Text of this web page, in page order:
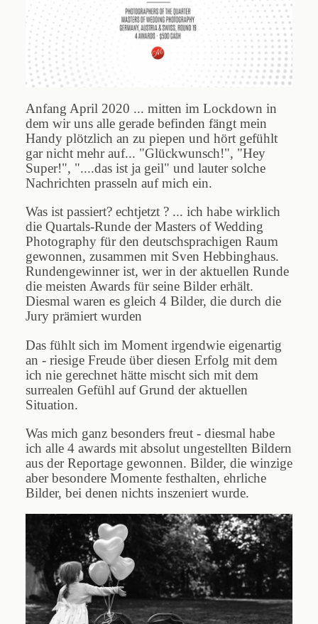
Anfang April 2020 ... mitten im Lockdown in
dem wir uns alle gerade befinden fängt mein
Handy plötzlich an zu piepen und hört gefühlt
gar nicht mehr auf... "Glückwunsch!", "Hey
Super!", "....das ist ja geil" und lauter solche
Nachrichten prasseln auf mich ein.
Was ist passiert? echtjetzt ? ... ich habe wirklich
die Quartals-Runde der Masters of Wedding
Photography für den deutschsprachigen Raum
gewonnen, zusammen mit Sven Hebbinghaus.
Rundengewinner ist, wer in der aktuellen Runde
die meisten Awards für seine Bilder erhält.
Diesmal waren es gleich 4 Bilder, die durch die
Jury prämiert wurden
Das fühlt sich im Moment irgendwie eigenartig
an - riesige Freude über diesen Erfolg mit dem
ich nie gerechnet hätte mischt sich mit dem
surrealen Gefühl auf Grund der aktuellen
Situation.
Was mich ganz besonders freut - diesmal habe
ich alle 4 awards mit absolut ungestellten Bildern
aus der Reportage gewonnen. Bilder, die winzige
aber besondere Momente festhalten, ehrliche
Bilder, bei denen nichts inszeniert wurde.
Impressum